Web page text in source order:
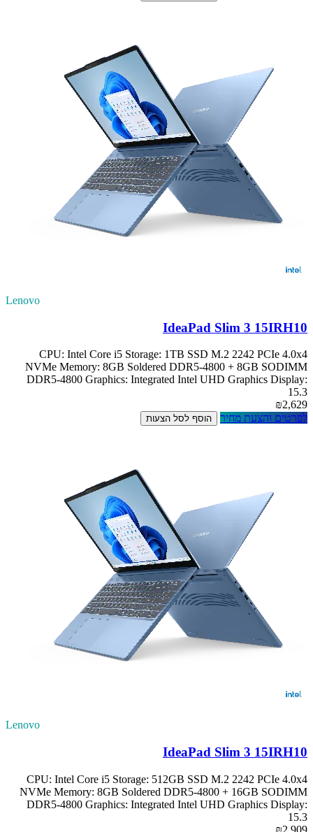
Lenovo
IdeaPad Slim 3 15IRH10
CPU: Intel Core i5 Storage: 1TB SSD M.2 2242 PCIe 4.0x4
NVMe Memory: 8GB Soldered DDR5-4800 + 8GB SODIMM
DDR5-4800 Graphics: Integrated Intel UHD Graphics Display:
15.3
₪2,629
לפרטים והצעת מחיר
הוסף לסל הצעות
Lenovo
IdeaPad Slim 3 15IRH10
CPU: Intel Core i5 Storage: 512GB SSD M.2 2242 PCIe 4.0x4
NVMe Memory: 8GB Soldered DDR5-4800 + 16GB SODIMM
DDR5-4800 Graphics: Integrated Intel UHD Graphics Display:
15.3
₪2,909